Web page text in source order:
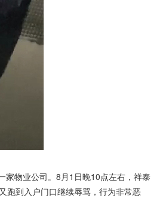
物业公司。8月1日晚10点左右，祥泰
跑到入户门口继续辱骂，行为非常恶